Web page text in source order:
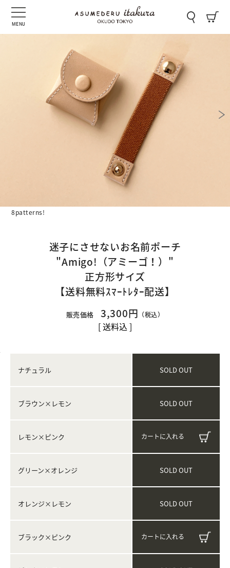
MENU
8patterns!
迷子にさせないお名前ポーチ
"Amigo!（アミーゴ！）"
正方形サイズ
【送料無料ｽﾏｰﾄﾚﾀｰ配送】
販売価格 3,300円 （税込）
[ 送料込 ]
ナチュラル SOLD OUT
ブラウン×レモン SOLD OUT
レモン×ピンク
グリーン×オレンジ SOLD OUT
オレンジ×レモン SOLD OUT
ブラック×ピンク